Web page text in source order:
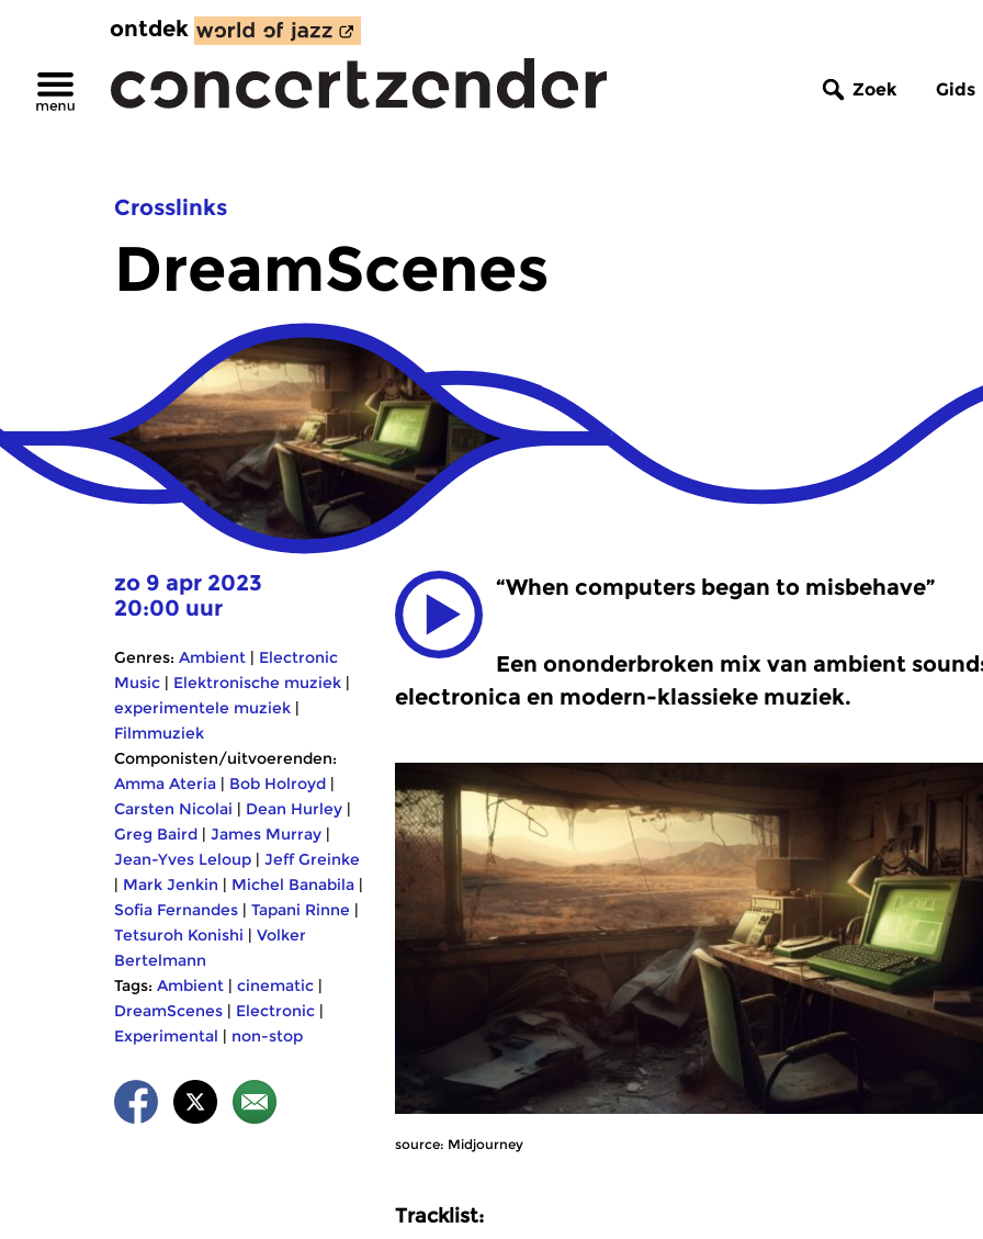
ontdek
Zoek Gids
Crosslinks
DreamScenes
zo 9 apr 2023
20:00 uur
Genres: Ambient | Electronic
Music | Elektronische muziek |
experimentele muziek |
Filmmuziek
Componisten/uitvoerenden:
Amma Ateria | Bob Holroyd |
Carsten Nicolai | Dean Hurley |
Greg Baird | James Murray |
Jean-Yves Leloup | Jeff Greinke
| Mark Jenkin | Michel Banabila |
Sofia Fernandes | Tapani Rinne |
Tetsuroh Konishi | Volker
Bertelmann
Tags: Ambient | cinematic |
DreamScenes | Electronic |
Experimental | non-stop
“When computers began to misbehave”
Een ononderbroken mix van ambient
electronica en modern-klassieke muziek.
source: Midjourney
Tracklist: